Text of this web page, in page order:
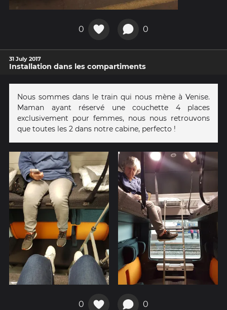
0 0
31 July 2017
Installation dans les compartiments
Nous sommes dans le train qui nous mène à Venise.
Maman ayant réservé une couchette 4 places
exclusivement pour femmes, nous nous retrouvons
que toutes les 2 dans notre cabine, perfecto !
0 0